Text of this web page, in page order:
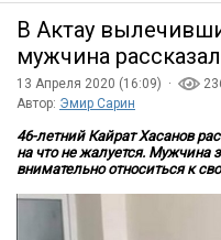
В Актау
мужчина
13 Апреля 2020 (16:09) ·
Автор: Эмир Сарин
46-летний Кайрат Хасанов
на что не жалуется. Мужчина
внимательно относиться к